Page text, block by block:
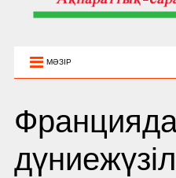
МӘЗІР